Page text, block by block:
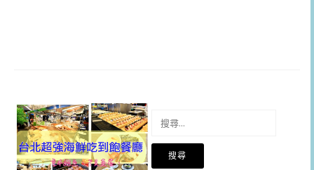
關